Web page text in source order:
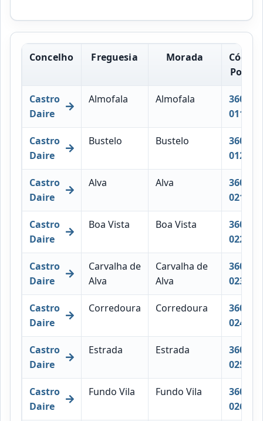
Concelho Freguesia Morada
Código
Postal
Castro
Daire
Almofala Almofala
3600-
011
Castro
Daire
Bustelo Bustelo
3600-
012
Castro
Daire
Alva Alva
3600-
021
Castro
Daire
Boa Vista Boa Vista
3600-
022
Castro
Daire
Carvalha de
Alva
Carvalha de
Alva
3600-
023
Castro
Daire
Corredoura Corredoura
3600-
024
Castro
Daire
Estrada Estrada
3600-
025
Castro
Daire
Fundo Vila Fundo Vila
3600-
026